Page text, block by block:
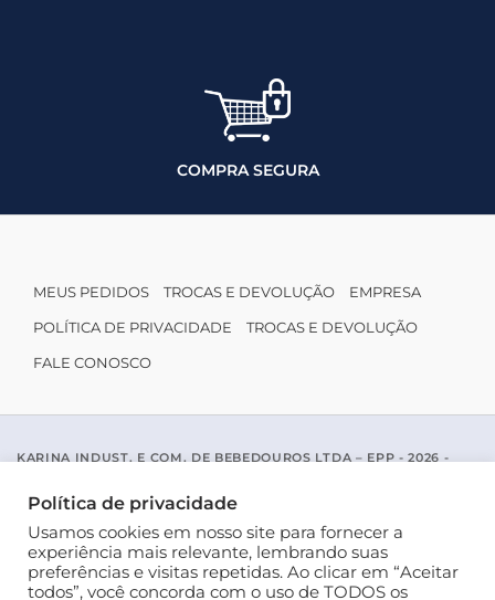
COMPRA SEGURA
MEUS PEDIDOS TROCAS E DEVOLUÇÃO EMPRESA
POLÍTICA DE PRIVACIDADE TROCAS E DEVOLUÇÃO
FALE CONOSCO
KARINA INDUST. E COM. DE BEBEDOUROS LTDA – EPP - 2026 -
DO RIO PRETO / SP - CEP 15077-456
Política de privacidade
Usamos cookies em nosso site para fornecer a
experiência mais relevante, lembrando suas
preferências e visitas repetidas. Ao clicar em “Aceitar
todos”, você concorda com o uso de TODOS os